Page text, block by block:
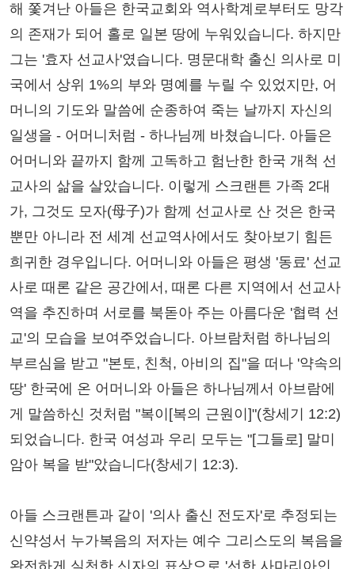
해 쫓겨난 아들은 한국교회와 역사학계로부터도 망각
의 존재가 되어 홀로 일본 땅에 누워있습니다. 하지만
그는 '효자 선교사'였습니다. 명문대학 출신 의사로 미
국에서 상위 1%의 부와 명예를 누릴 수 있었지만, 어
머니의 기도와 말씀에 순종하여 죽는 날까지 자신의
일생을 - 어머니처럼 - 하나님께 바쳤습니다. 아들은
어머니와 끝까지 함께 고독하고 험난한 한국 개척 선
교사의 삶을 살았습니다. 이렇게 스크랜튼 가족 2대
가, 그것도 모자(母子)가 함께 선교사로 산 것은 한국
뿐만 아니라 전 세계 선교역사에서도 찾아보기 힘든
희귀한 경우입니다. 어머니와 아들은 평생 '동료' 선교
사로 때론 같은 공간에서, 때론 다른 지역에서 선교사
역을 추진하며 서로를 북돋아 주는 아름다운 '협력 선
교'의 모습을 보여주었습니다. 아브람처럼 하나님의
부르심을 받고 "본토, 친척, 아비의 집"을 떠나 '약속의
땅' 한국에 온 어머니와 아들은 하나님께서 아브람에
게 말씀하신 것처럼 "복이[복의 근원이]"(창세기 12:2)
되었습니다. 한국 여성과 우리 모두는 "[그들로] 말미
암아 복을 받"았습니다(창세기 12:3).
아들 스크랜튼과 같이 '의사 출신 전도자'로 추정되는
신약성서 누가복음의 저자는 예수 그리스도의 복음을